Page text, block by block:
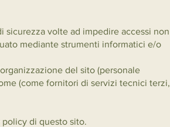
volte ad impedire accessi non
mediante strumenti informatici e/o
del sito (personale
(come fornitori di servizi tecnici terzi,
di questo sito.